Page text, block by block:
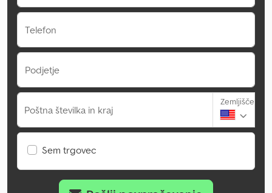
Telefon
Podjetje
Poštna številka in kraj
Zemljišče
Sem trgovec